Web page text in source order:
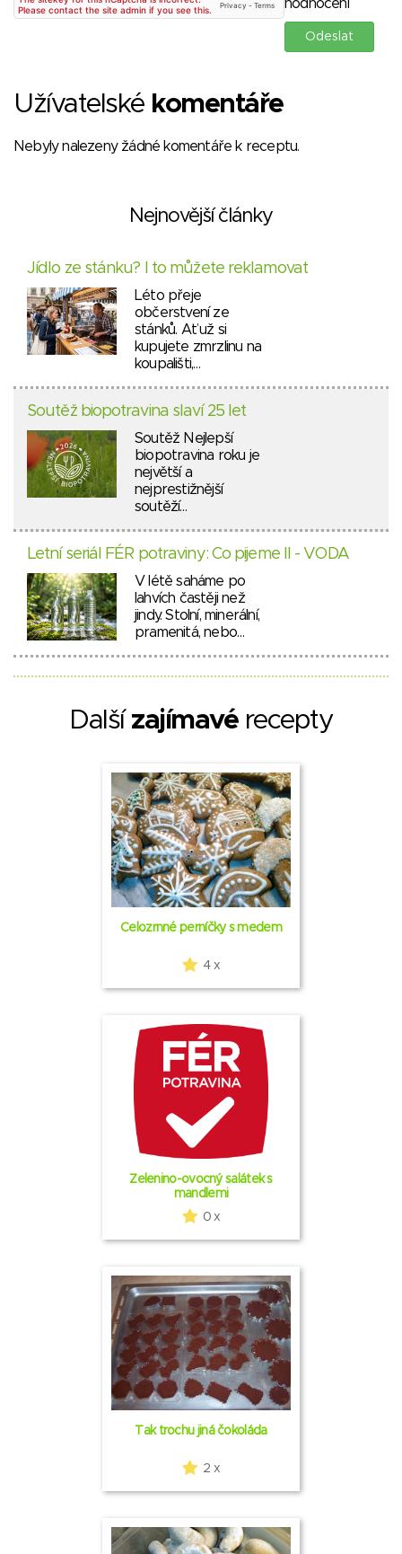
hodnocení
Užívatelské komentáře
Nebyly nalezeny žádné komentáře k receptu.
Nejnovější články
Jídlo ze stánku? I to můžete reklamovat
Léto přeje
občerstvení ze
stánků. Ať už si
kupujete zmrzlinu na
koupališti,…
Soutěž biopotravina slaví 25 let
Soutěž Nejlepší
biopotravina roku je
největší a
nejprestižnější
soutěží…
Letní seriál FÉR potraviny: Co pijeme II - VODA
V létě saháme po
lahvích častěji než
jindy. Stolní, minerální,
pramenitá, nebo…
Další zajímavérecepty
Celozrnné perníčky s medem
4 x
Zelenino-ovocný salátek s
mandlemi
0 x
Tak trochu jiná čokoláda
2 x